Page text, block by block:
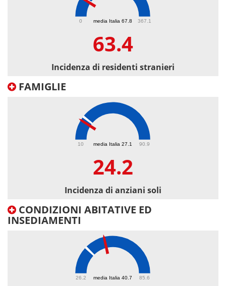
media Italia 67.8
0 367.1
63.4
Incidenza di residenti stranieri
FAMIGLIE
media Italia 27.1
10 90.9
24.2
Incidenza di anziani soli
CONDIZIONI ABITATIVE ED
INSEDIAMENTI
media Italia 40.7
26.2 85.6